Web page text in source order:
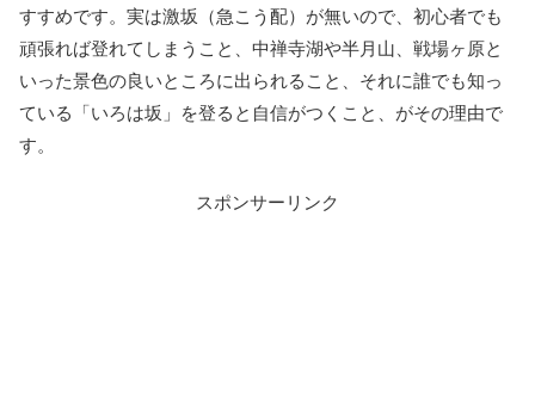
すすめです。実は激坂（急こう配）が無いので、初心者でも
頑張れば登れてしまうこと、中禅寺湖や半月山、戦場ヶ原と
いった景色の良いところに出られること、それに誰でも知っ
ている「いろは坂」を登ると自信がつくこと、がその理由で
す。
スポンサーリンク